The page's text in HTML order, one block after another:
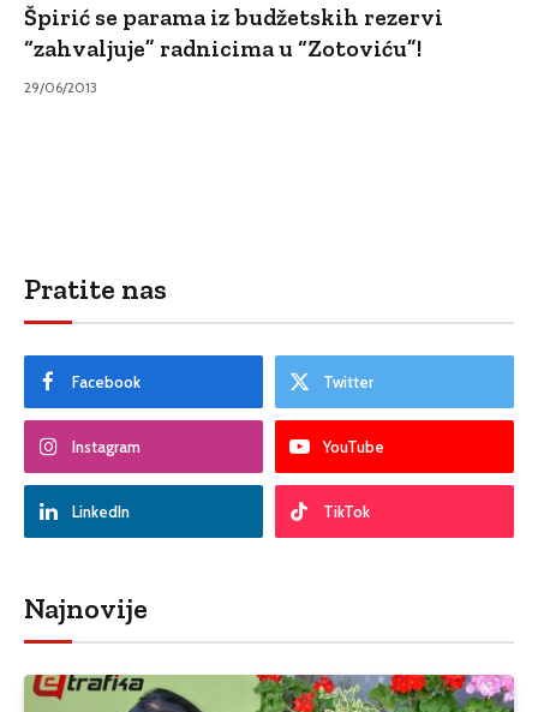
Špirić se parama iz budžetskih rezervi
“zahvaljuje” radnicima u “Zotoviću”!
29/06/2013
Pratite nas
Facebook Twitter
Instagram YouTube
LinkedIn TikTok
Najnovije